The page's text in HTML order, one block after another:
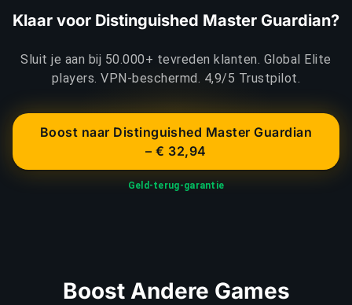
Klaar voor Distinguished Master Guardian?
Sluit je aan bij 50.000+ tevreden klanten. Global Elite
players. VPN-beschermd. 4,9/5 Trustpilot.
Boost naar Distinguished Master Guardian
– € 32,94
Geld-terug-garantie
Boost Andere Games